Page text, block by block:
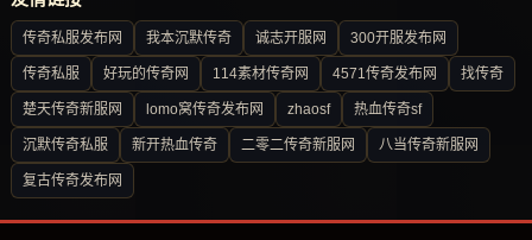
传奇私服发布网 我本沉默传奇 诚志开服网 300开服发布网
传奇私服 好玩的传奇网 114素材传奇网 4571传奇发布网 找传奇
楚天传奇新服网 lomo窝传奇发布网 zhaosf 热血传奇sf
沉默传奇私服 新开热血传奇 二零二传奇新服网 八当传奇新服网
复古传奇发布网